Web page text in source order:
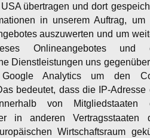
USA übertragen und dort
in unserem Auftrag,
um
auszuwerten und um
Onlineangebotes und
Dienstleistungen uns gegenüber
Google Analytics um den
bedeutet, dass die IP-Adresse
von Mitgliedstaaten
in anderen Vertragsstaaten
Wirtschaftsraum